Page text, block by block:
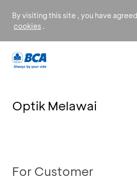
By visiting this site , you have
cookies .
Optik Melawai
For Customer